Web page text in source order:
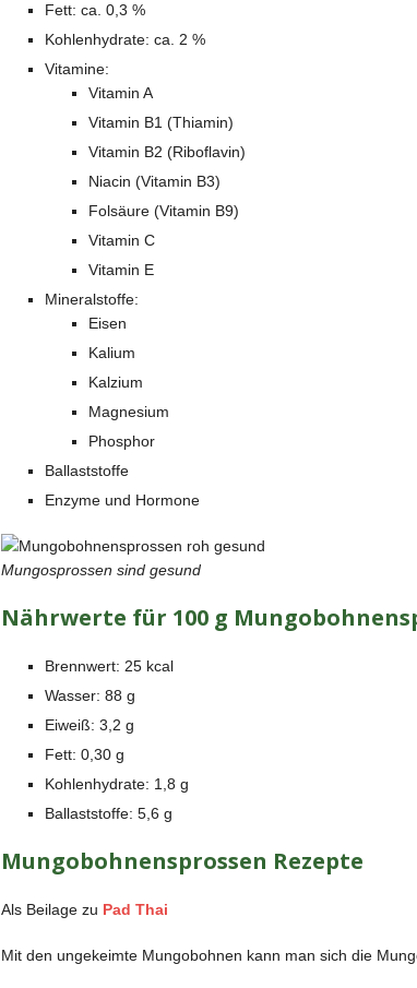
Fett: ca. 0,3 %
Kohlenhydrate: ca. 2 %
Vitamine:
Vitamin A
Vitamin B1 (Thiamin)
Vitamin B2 (Riboflavin)
Niacin (Vitamin B3)
Folsäure (Vitamin B9)
Vitamin C
Vitamin E
Mineralstoffe:
Eisen
Kalium
Kalzium
Magnesium
Phosphor
Ballaststoffe
Enzyme und Hormone
Mungosprossen sind gesund
Nährwerte für 100 g
Brennwert: 25 kcal
Wasser: 88 g
Eiweiß: 3,2 g
Fett: 0,30 g
Kohlenhydrate: 1,8 g
Ballaststoffe: 5,6 g
Mungobohnensprossen Rezepte
Als Beilage zu Pad Thai
Mit den ungekeimte Mungobohnen kann man sich die